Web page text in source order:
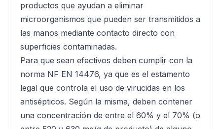
productos que ayudan a eliminar
microorganismos que pueden ser transmitidos a
las manos mediante contacto directo con
superficies contaminadas.
Para que sean efectivos deben cumplir con la
norma NF EN 14476, ya que es el estamento
legal que controla el uso de virucidas en los
antisépticos. Según la misma, deben contener
una concentración de entre el 60% y el 70% (o